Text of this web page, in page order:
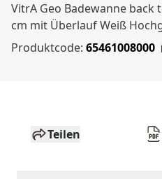
VitrA Geo Badewanne back
cm mit Überlauf Weiß
Produktcode: 65461008000
Teilen